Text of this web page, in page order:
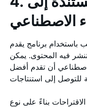
الاصطناعي
باستخدام برنامج يقدم
فيه المحتوى. يمكن
أن تقدم أفضل
بناءً على نوع